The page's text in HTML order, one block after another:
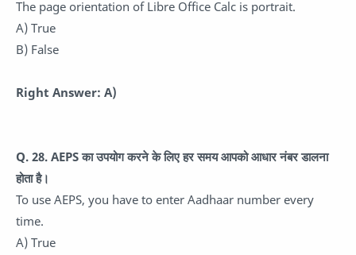
The page orientation of Libre Office Calc is portrait.
A) True
B) False
Right Answer: A)
Q. 28. AEPS का उपयोग करने के लिए हर समय आपको आधार नंबर डालना
होता है।
To use AEPS, you have to enter Aadhaar number every
time.
A) True